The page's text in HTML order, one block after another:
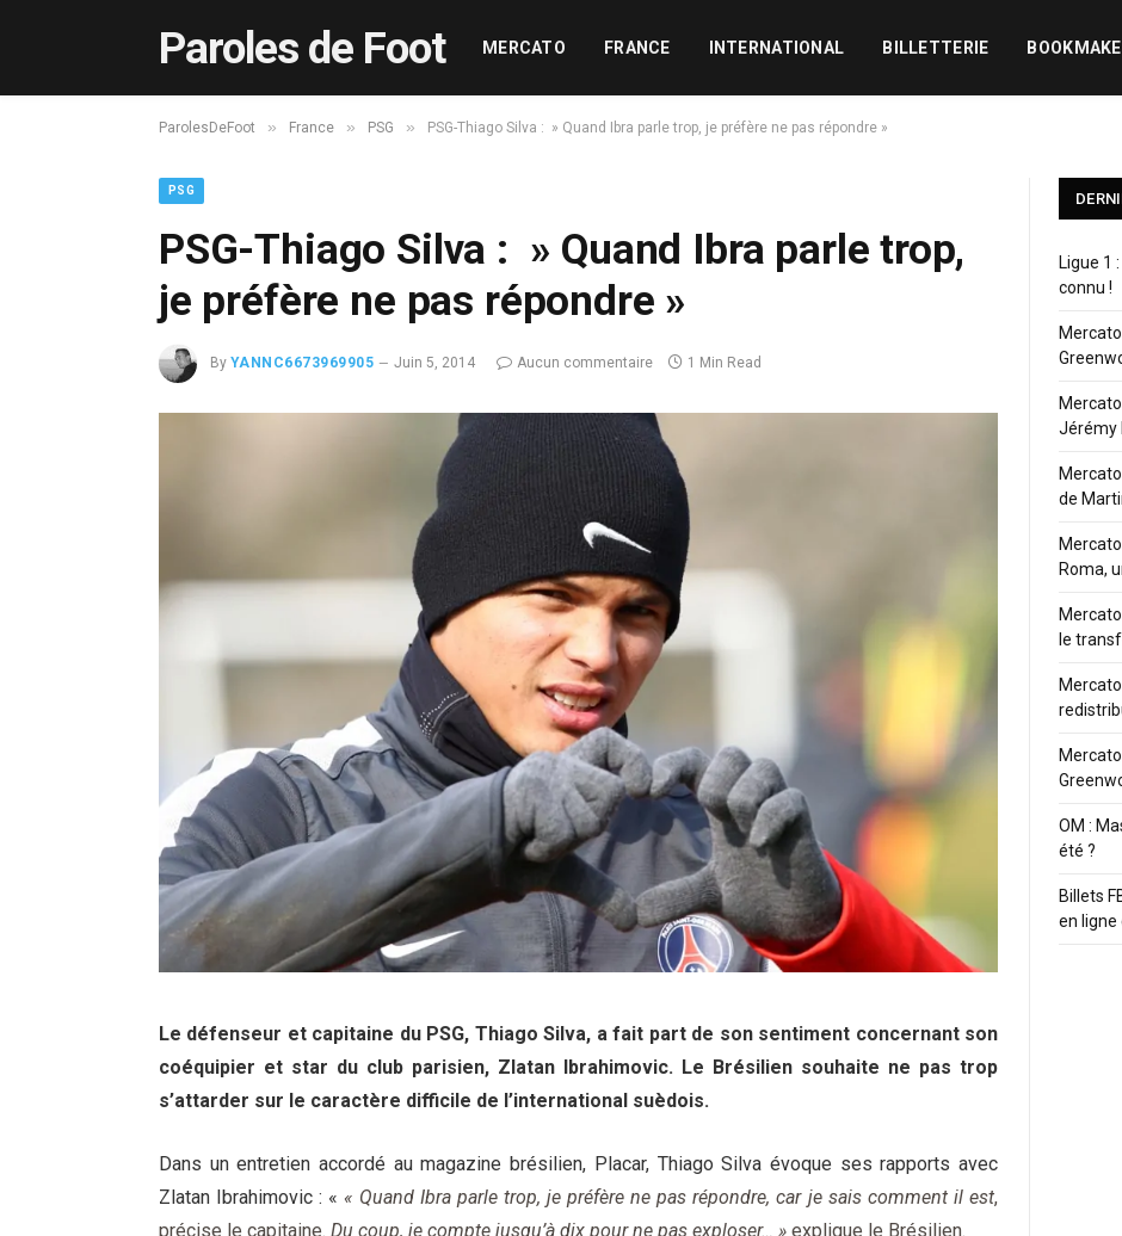
Paroles de Foot MERCATO FRANCE INTERNATIONAL BILLETTERIE
ParolesDeFoot » France » PSG » PSG-Thiago Silva : » Quand Ibra parle trop, je préfère ne pas répondre »
PSG
PSG-Thiago Silva : » Quand Ibra parle trop,
je préfère ne pas répondre »
By YANNC6673969905 Juin 5, 2014 Aucun commentaire 1 Min Read
Le défenseur et capitaine du PSG, Thiago Silva, a fait part de son sentiment concernant son
coéquipier et star du club parisien, Zlatan Ibrahimovic. Le Brésilien souhaite ne pas trop
s’attarder sur le caractère difficile de l’international suèdois.
Dans un entretien accordé au magazine brésilien, Placar, Thiago Silva évoque ses rapports avec
Zlatan Ibrahimovic : « « Quand Ibra parle trop, je préfère ne pas répondre, car je sais comment il est,
précise le capitaine. Du coup, je compte jusqu’à dix pour ne pas exploser… » explique le Brésilien.
Ligue 1
connu !
Jérémy
de
Roma,
le
OM :
été ?
Billets
en ligne